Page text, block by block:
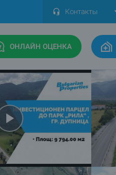
Контакты
ОНЛАЙН ОЦЕНКА